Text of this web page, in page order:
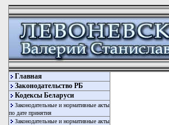
Главная
Законодательство РБ
Кодексы Беларуси
Законодательные и нормативные акты
по дате принятия
Законодательные и нормативные акты